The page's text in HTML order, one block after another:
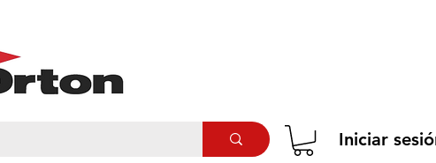
Iniciar